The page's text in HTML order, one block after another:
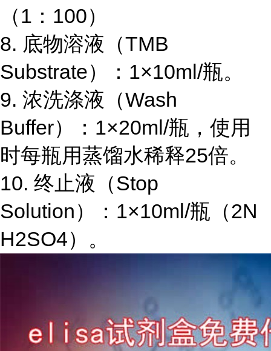
（1 ： 100）
8. 底物溶液（TMB
Substrate）： 1×10ml/瓶。
9. 浓洗涤液（Wash
Buffer）： 1×20ml/瓶，使用
时每瓶用蒸馏水稀释25倍。
10. 终止液（Stop
Solution）： 1×10ml/瓶（2N
H2SO4）。